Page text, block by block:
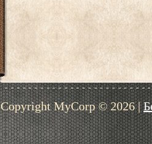
Copyright MyCorp © 2026|